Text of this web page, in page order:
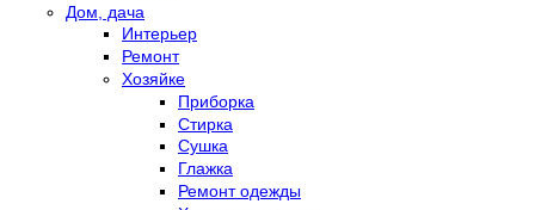
Дом, дача
Интерьер
Ремонт
Хозяйке
Приборка
Стирка
Сушка
Глажка
Ремонт одежды